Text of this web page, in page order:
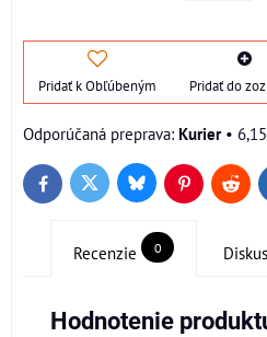
Pridať k Obľúbeným Pridať do
Kurier•
FacebookTwitter BlueskyPinterestReddit
Recenzie 0
Hodnotenie